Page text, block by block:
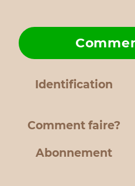
Identification
Comment faire?
Abonnement